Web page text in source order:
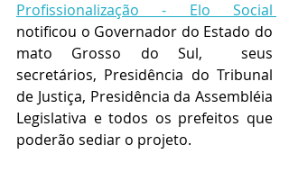
notificou o Governador do Estado do
mato Grosso do Sul,  seus
secretários, Presidência do Tribunal
de Justiça, Presidência da Assembléia
Legislativa e todos os prefeitos que
poderão sediar o projeto.